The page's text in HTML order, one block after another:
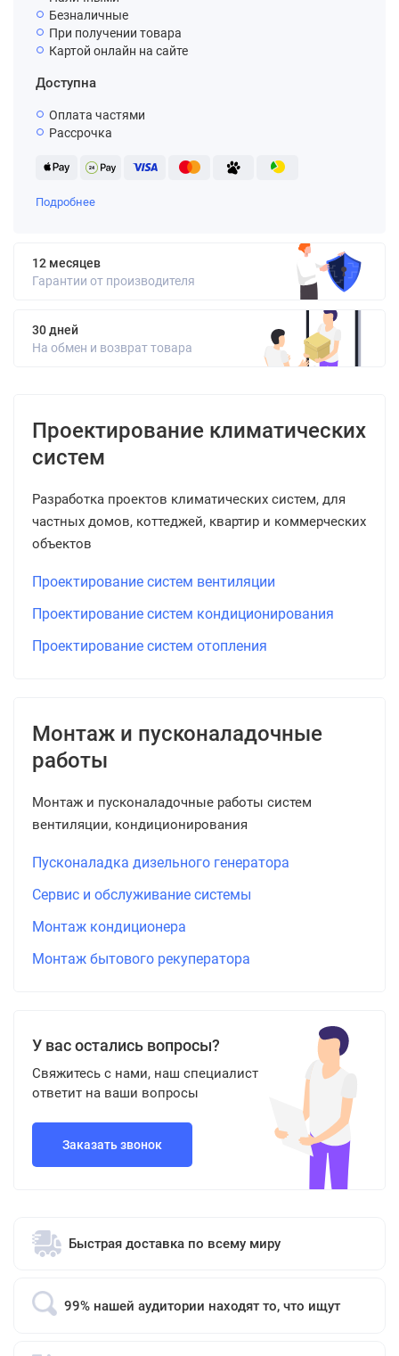
Безналичные
При получении товара
Картой онлайн на сайте
Доступна
Оплата частями
Рассрочка
Подробнее
12 месяцев
Гарантии от производителя
30 дней
На обмен и возврат товара
Проектирование климатических
систем
Разработка проектов климатических систем, для
частных домов, коттеджей, квартир и коммерческих
объектов
Проектирование систем вентиляции
Проектирование систем кондиционирования
Проектирование систем отопления
Монтаж и пусконаладочные
работы
Монтаж и пусконаладочные работы систем
вентиляции, кондиционирования
Пусконаладка дизельного генератора
Сервис и обслуживание системы
Монтаж кондиционера
Монтаж бытового рекуператора
У вас остались вопросы?
Свяжитесь с нами, наш специалист
ответит на ваши вопросы
Заказать звонок
Быстрая доставка по всему миру
99% нашей аудитории находят то, что ищут